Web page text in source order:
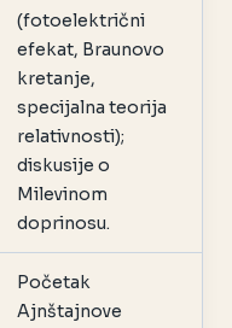
(fotoelektrični
efekat, Braunovo
kretanje,
specijalna teorija
relativnosti);
diskusije o
Milevinom
doprinosu.
Početak
Ajnštajnove